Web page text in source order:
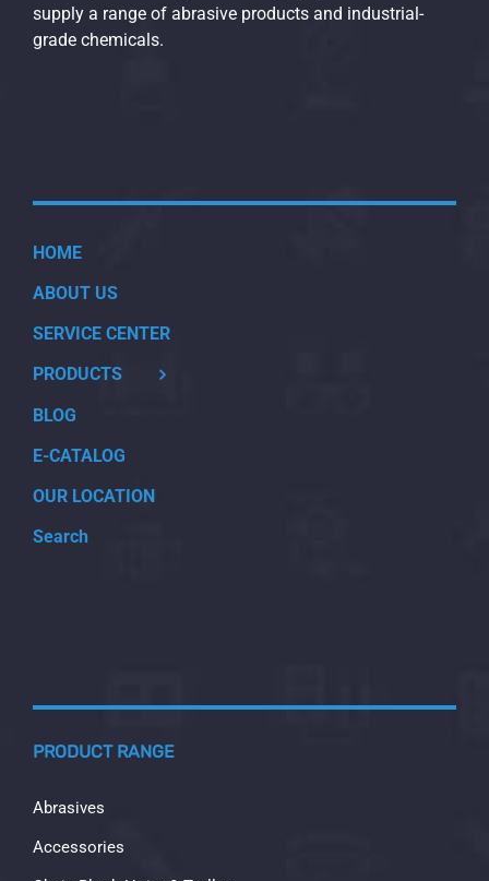
supply a range of abrasive products and industrial-
grade chemicals.
HOME
ABOUT US
SERVICE CENTER
PRODUCTS
BLOG
E-CATALOG
OUR LOCATION
Search
PRODUCT RANGE
Abrasives
Accessories